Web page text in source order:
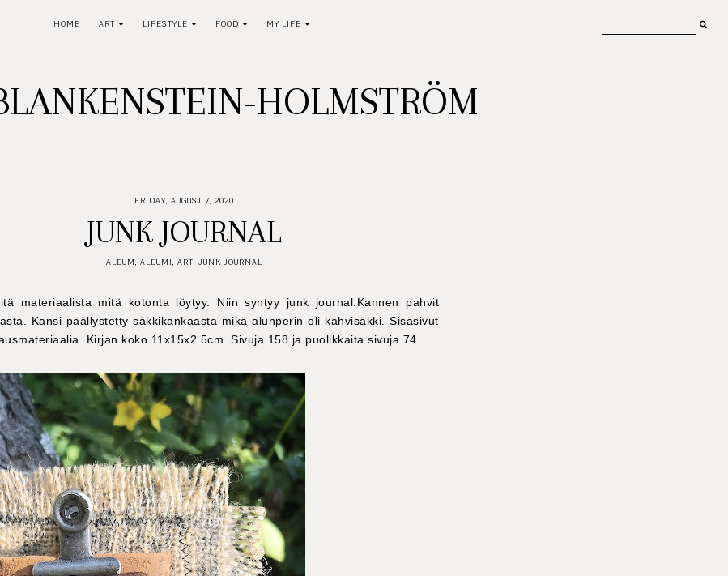
HOME ART LIFESTYLE FOOD MY LIFE
HOLMSTRÖM
FRIDAY, AUGUST 7, 2020
JUNK JOURNAL
ALBUM, ALBUMI, ART, JUNK JOURNAL
materiaalista mitä kotonta löytyy. Niin syntyy junk journal.Kannen pahvit
Kansi päällystetty säkkikankaasta mikä alunperin oli kahvisäkki. Sisäsivut
Kirjan koko 11x15x2.5cm. Sivuja 158 ja puolikkaita sivuja 74.